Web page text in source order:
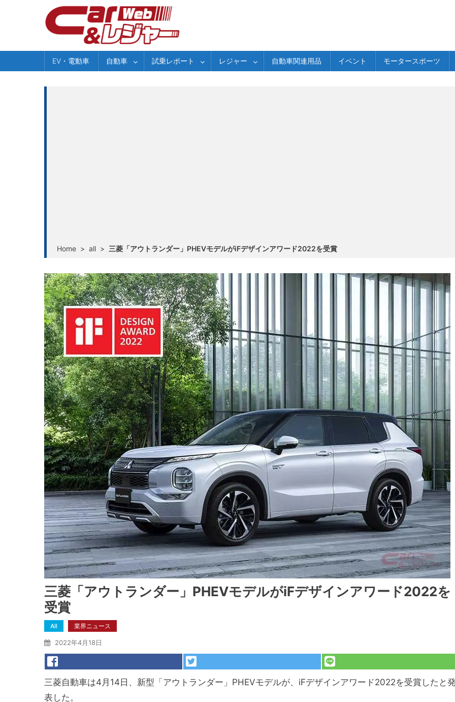
EV・電動車 自動車 試乗レポート レジャー 自動車関連用品 イベント モータースポーツ
Home > all > 三菱「アウトランダー」PHEVモデルがiFデザインアワード2022を受賞
三菱「アウトランダー」PHEVモデルがiFデザインアワード2022を
受賞
All 業界ニュース
2022年4月18日
三菱自動車は4月14日、新型「アウトランダー」PHEVモデルが、iFデザインアワード2022を受賞したと
表した。